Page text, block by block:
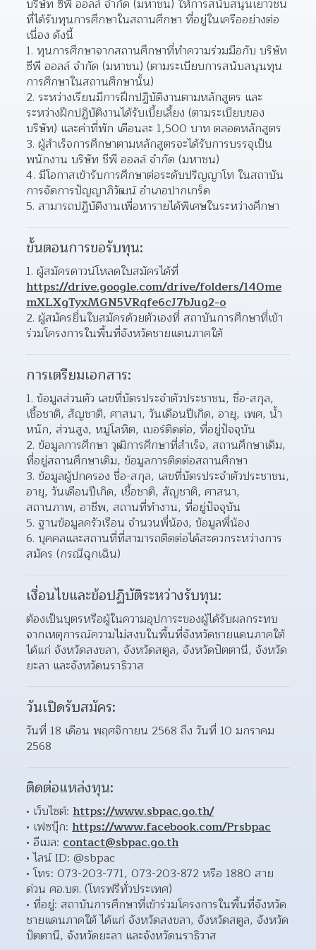
บริษัท ซีพี ออลล์ จำกัด (มหาชน) ให้การสนับสนุนเยาวชน
ที่ได้รับทุนการศึกษาในสถานศึกษา ที่อยู่ในเครืออย่างต่อ
เนื่อง ดังนี้
1. ทุนการศึกษาจากสถานศึกษาที่ทำความร่วมมือกับ บริษัท
ซีพี ออลล์ จำกัด (มหาชน) (ตามระเบียบการสนับสนุนทุน
การศึกษาในสถานศึกษานั้น)
2. ระหว่างเรียนมีการฝึกปฏิบัติงานตามหลักสูตร และ
ระหว่างฝึกปฏิบัติงานได้รับเบี้ยเลี้ยง (ตามระเบียบของ
บริษัท) และค่าที่พัก เดือนละ 1,500 บาท ตลอดหลักสูตร
3. ผู้สำเร็จการศึกษาตามหลักสูตรจะได้รับการบรรจุเป็น
พนักงาน บริษัท ชีพี ออลล์ จำกัด (มหาชน)
4. มีโอกาสเข้ารับการศึกษาต่อระดับปริญญาโท ในสถาบัน
การจัดการปัญญาภิวัฒน์ อำเภอปากเกร็ด
5. สามารถปฏิบัติงานเพื่อหารายได้พิเศษในระหว่างศึกษา
ขั้นตอนการขอรับทุน:
https://drive.google.com/drive/folders/140me
mXLXgTyxMGN5VRqfe6cJ7bJug2-o
2. ผู้สมัครยื่นใบสมัครด้วยตัวเองที่ สถาบันการศึกษาที่เข้า
ร่วมโครงการในพื้นที่จังหวัดชายแดนภาคใต้
การเตรียมเอกสาร:
1. ข้อมูลส่วนตัว เลขที่บัตรประจำตัวประชาชน, ชื่อ-สกุล,
เชื้อชาติ, สัญชาติ, ศาสนา, วันเดือนปีเกิด, อายุ, เพศ, น้ำ
หนัก, ส่วนสูง, หมู่โลหิต, เบอร์ติดต่อ, ที่อยู่ปัจจุบัน
2. ข้อมูลการศึกษา วุฒิการศึกษาที่สำเร็จ, สถานศึกษาเดิม,
ที่อยู่สถานศึกษาเดิม, ข้อมูลการติดต่อสถานศึกษา
3. ข้อมูลผู้ปกครอง ชื่อ-สกุล, เลขที่บัตรประจำตัวประชาชน,
อายุ, วันเดือนปีเกิด, เชื้อชาติ, สัญชาติ, ศาสนา,
สถานภาพ, อาชีพ, สถานที่ทำงาน, ที่อยู่ปัจจุบัน
5. ฐานข้อมูลครัวเรือน จำนวนพี่น้อง, ข้อมูลพี่น้อง
6. บุคคลและสถานที่ที่สามารถติดต่อได้สะดวกระหว่างการ
สมัคร (กรณีฉุกเฉิน)
เงื่อนไขและข้อปฏิบัติระหว่างรับทุน:
ต้องเป็นบุตรหรือผู้ในความอุปการะของผู้ได้รับผลกระทบ
จากเหตุการณ์ความไม่สงบในพื้นที่จังหวัดชายแดนภาคใต้
ได้แก่ จังหวัดสงขลา, จังหวัดสตูล, จังหวัดปัตตานี, จังหวัด
ยะลา และจังหวัดนราธิวาส
วันเปิดรับสมัคร:
วันที่ 18 เดือน พฤศจิกายน 2568 ถึง วันที่ 10 มกราคม
2568
ติดต่อแหล่งทุน:
เว็บไซต์: https://www.sbpac.go.th/
เฟซบุ๊ก: https://www.facebook.com/Prsbpac
อีเมล: contact@sbpac.go.th
ไลน์ ID: @sbpac
โทร: 073-203-771, 073-203-872 หรือ 1880 สาย
ด่วน ศอ.บต. (โทรฟรีทั่วประเทศ)
ที่อยู่: สถาบันการศึกษาที่เข้าร่วมโครงการในพื้นที่จังหวัด
ชายแดนภาคใต้ ได้แก่ จังหวัดสงขลา, จังหวัดสตูล, จังหวัด
ปัตตานี, จังหวัดยะลา และจังหวัดนราธิวาส